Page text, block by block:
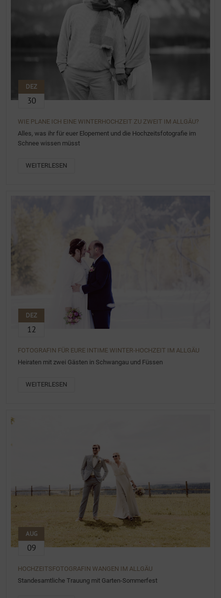
DEZ
30
WIE PLANE ICH EINE WINTERHOCHZEIT ZU ZWEIT IM ALLGÄU?
Alles, was ihr für euer Elopement und die Hochzeitsfotografie im
Schnee wissen müsst
WEITERLESEN
DEZ
12
FOTOGRAFIN FÜR EURE INTIME WINTER-HOCHZEIT IM ALLGÄU
Heiraten mit zwei Gästen in Schwangau und Füssen
WEITERLESEN
AUG
09
HOCHZEITSFOTOGRAFIN WANGEN IM ALLGÄU
Standesamtliche Trauung mit Garten-Sommerfest